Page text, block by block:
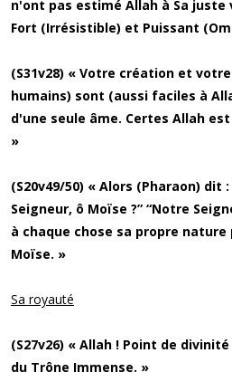
n'ont pas estimé Allah à Sa
Fort (Irrésistible) et Puissant
(S31v28) « Votre création et
humains) sont (aussi faciles à
d'une seule âme. Certes Allah
»
(S20v49/50) « Alors (Pharaon) dit
Seigneur, ô Moïse ?” “Notre
à chaque chose sa propre
Moïse. »
Sa royauté
(S27v26) « Allah ! Point de
du Trône Immense. »